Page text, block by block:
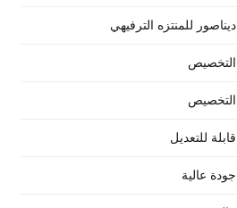
ديناصور للمنتزه الترفيهي
التخصيص
التخصيص
قابلة للتعديل
جودة عالية